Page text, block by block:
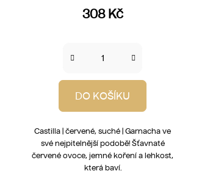
308 Kč
DO KOŠÍKU
Castilla | červené, suché | Garnacha ve
své nejpitelnější podobě! Šťavnaté
červené ovoce, jemné koření a lehkost,
která baví.